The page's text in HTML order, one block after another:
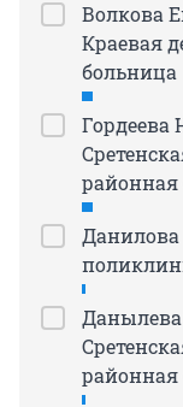
Волкова
Краевая
больница
Гордеева
Данилова